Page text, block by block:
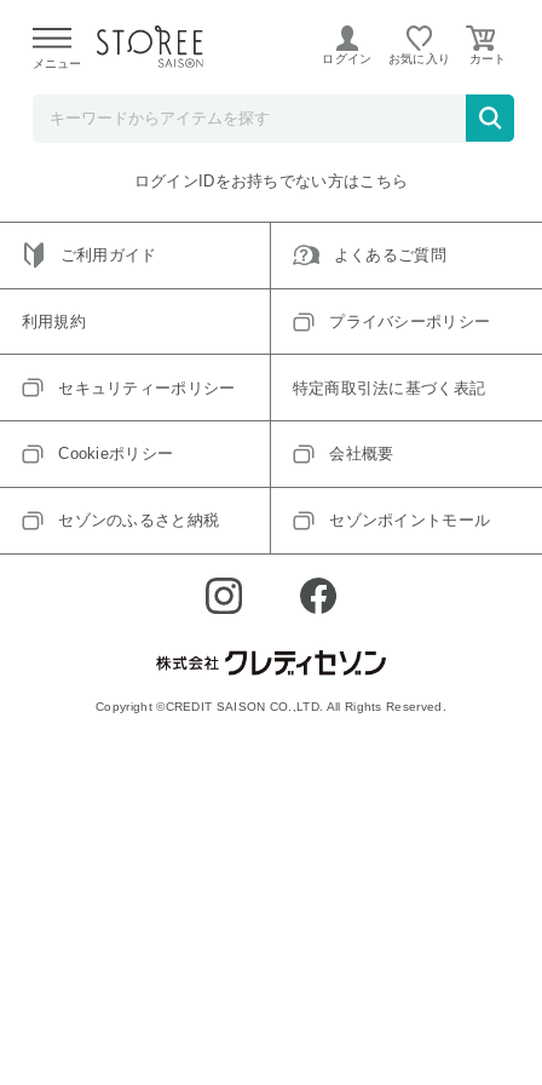
よる配送遅延が発生しております。
メニュー ログイン お気に入り
ご指定のアイテムは取り扱い終了、またはただいま取り扱い
トップへ戻る
ログインIDをお持ちでない方はこちら
ご利用ガイド よくあるご質問
利用規約 プライバシーポリシー
セキュリティーポリシー 特定商取引法に基づく表記
Cookieポリシー 会社概要
セゾンのふるさと納税 セゾンポイントモール
Copyright ©CREDIT SAISON CO.,LTD. All Rights Reserved.